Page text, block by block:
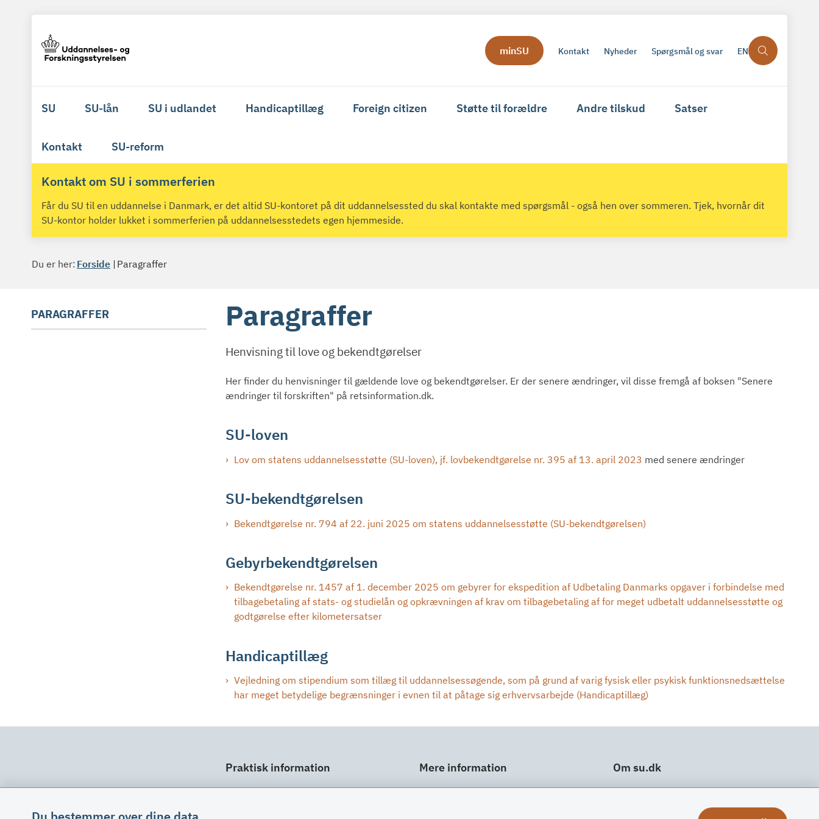
minSU Kontakt Nyheder Spørgsmål og svar EN
SU SU-lån SU i udlandet Handicaptillæg Foreign citizen Støtte til forældre Andre tilskud Satser
Kontakt SU-reform
Kontakt om SU i sommerferien
Får du SU til en uddannelse i Danmark, er det altid SU-kontoret på dit uddannelsessted du skal kontakte med spørgsmål - også hen over sommeren. Tjek, hvornår dit
SU-kontor holder lukket i sommerferien på uddannelsesstedets egen hjemmeside.
Du er her: Forside Paragraffer
PARAGRAFFER Paragraffer
Henvisning til love og bekendtgørelser
Her finder du henvisninger til gældende love og bekendtgørelser. Er der senere ændringer, vil disse fremgå af boksen "Senere
ændringer til forskriften" på retsinformation.dk.
SU-loven
Lov om statens uddannelsesstøtte (SU-loven), jf. lovbekendtgørelse nr. 395 af 13. april 2023 med senere ændringer
SU-bekendtgørelsen
Bekendtgørelse nr. 794 af 22. juni 2025 om statens uddannelsesstøtte (SU-bekendtgørelsen)
Gebyrbekendtgørelsen
Bekendtgørelse nr. 1457 af 1. december 2025 om gebyrer for ekspedition af Udbetaling Danmarks opgaver i forbindelse med
tilbagebetaling af stats- og studielån og opkrævningen af krav om tilbagebetaling af for meget udbetalt uddannelsesstøtte og
godtgørelse efter kilometersatser
Handicaptillæg
Vejledning om stipendium som tillæg til uddannelsessøgende, som på grund af varig fysisk eller psykisk funktionsnedsættelse
har meget betydelige begrænsninger i evnen til at påtage sig erhvervsarbejde (Handicaptillæg)
Praktisk information
Dit ansvar
Mere information
Links
Om su.dk
Tilgængelighedserklæring